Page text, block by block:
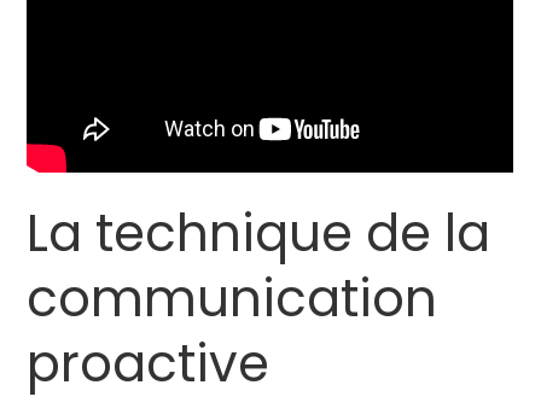
La technique de la
communication
proactive